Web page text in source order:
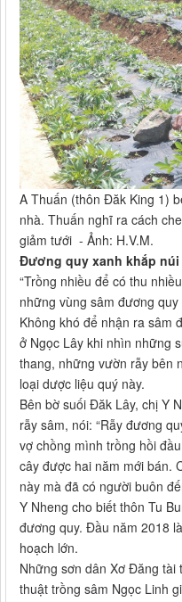
A Thuấn (thôn Đăk King 1)
nhà. Thuấn nghĩ ra cách
giảm tưới - Ảnh: H.V.M.
Đương quy xanh khắp
“Trồng nhiều để có thu
những vùng sâm đương
Không khó để nhận ra sâm
ở Ngọc Lây khi nhìn những
thang, những vườn rẫy bên
loại dược liệu quý này.
Bên bờ suối Đăk Lây, chị Y
rẫy sâm, nói: “Rẫy đương
vợ chồng mình trồng hồi
cây được hai năm mới bán.
này mà đã có người buôn
Y Nheng cho biết thôn Tu
đương quy. Đầu năm 2018
hoạch lớn.
Những sơn dân Xơ Đăng
thuật trồng sâm Ngọc Linh